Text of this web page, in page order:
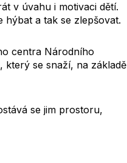
v úvahu i motivaci dětí.
hýbat a tak se zlepšovat.
centra Národního
který se snaží, na základě
se jim prostoru,